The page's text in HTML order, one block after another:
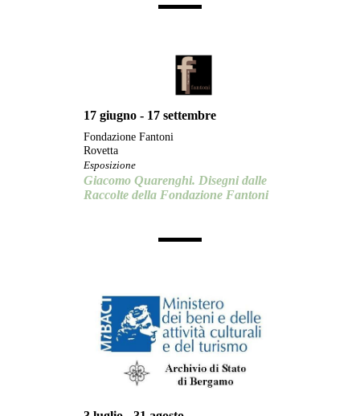
17 giugno - 17 settembre
Fondazione Fantoni
Rovetta
Esposizione
Giacomo Quarenghi. Disegni dalle
Raccolte della Fondazione Fantoni